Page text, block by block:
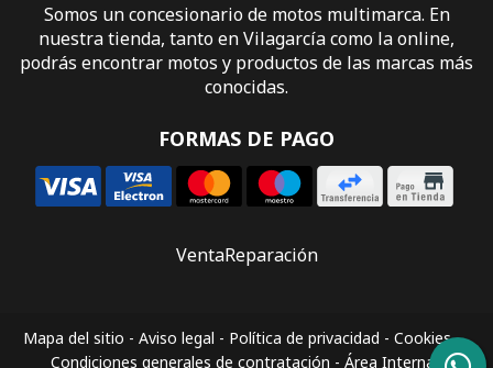
Somos un concesionario de motos multimarca. En
nuestra tienda, tanto en Vilagarcía como la online,
podrás encontrar motos y productos de las marcas más
conocidas.
FORMAS DE PAGO
VentaReparación
Mapa del sitio - Aviso legal - Política de privacidad - Cookies-
Condiciones generales de contratación - Área Interna